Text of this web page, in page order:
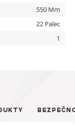
550 Mm
22 Palec
1